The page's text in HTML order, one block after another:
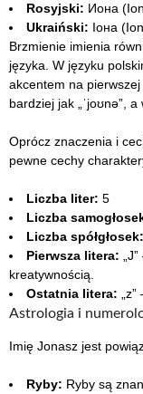
Rosyjski: Иона
Ukraiński: Іона
Brzmienie imienia
języka. W języku
akcentem na
bardziej jak „ˈjoʊnə”,
Oprócz znaczenia i
pewne cechy
Liczba liter: 5
Liczba
Liczba spółgłosek:
Pierwsza litera:
kreatywnością.
Ostatnia litera:
Astrologia i
Imię Jonasz jest
Ryby: Ryby są